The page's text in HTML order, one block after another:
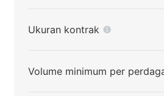
Ukuran kontrak
Volume minimum per